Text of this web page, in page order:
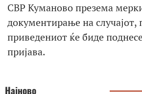
СВР Куманово презема
документирање на
приведениот ќе биде
пријава.
Најново